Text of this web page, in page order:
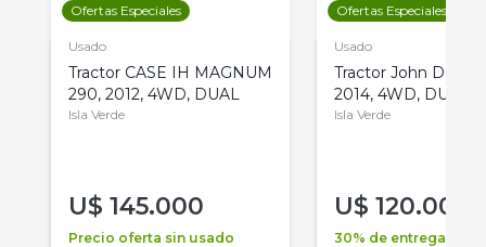
Ofertas Especiales
Usado
Tractor CASE IH MAGNUM
290, 2012, 4WD, DUAL
Isla Verde
U$ 145.000
Precio oferta sin usado
Ofertas Especiales
Usado
Tractor John Deere
2014, 4WD, DUAL
Isla Verde
U$ 120.000
30% de entrega +